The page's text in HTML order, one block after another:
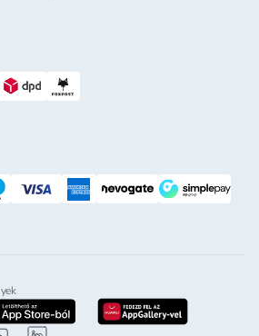
a google-play-rölletöltés az app-store-ból
letöltés